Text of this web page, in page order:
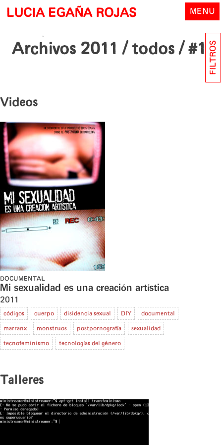
Skip
LUCIA EGAÑA ROJAS MENU
Archivos 2011/ todos / #1
Videos
DOCUMENTAL
Mi sexualidad es una creación artística
2011
códigos cuerpo disidencia sexual DIY documental
marranx monstruos postpornografía sexualidad
tecnofeminismo tecnologías del género
Talleres
FILTROS